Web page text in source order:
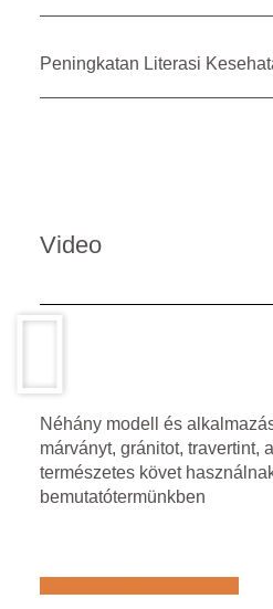
Peningkatan Literasi
Video
Néhány modell és
márványt, gránitot, travertint,
természetes követ
bemutatótermünkben